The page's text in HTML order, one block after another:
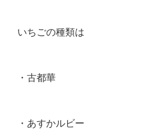
いちごの種類は
・古都華
・あすかルビー